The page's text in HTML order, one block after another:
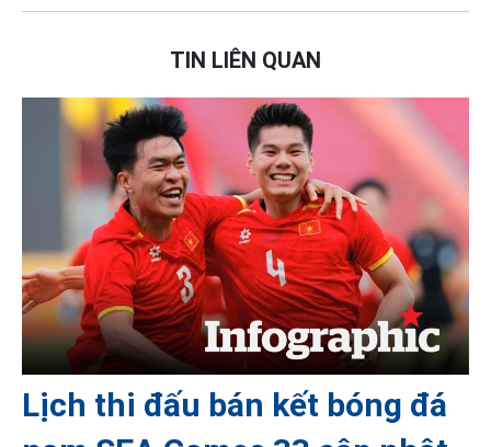
TIN LIÊN QUAN
Lịch thi đấu bán kết bóng đá